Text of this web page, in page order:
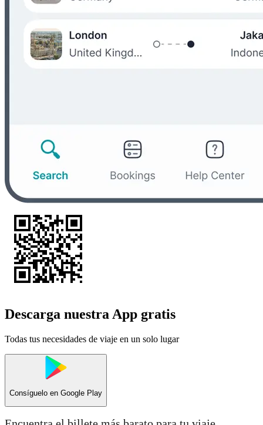
Descarga nuestra App gratis
Todas tus necesidades de viaje en un solo lugar
Consíguelo en Google Play